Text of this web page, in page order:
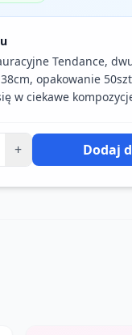
Tendance,
opakowanie
w ciekawe
+ Dodaj